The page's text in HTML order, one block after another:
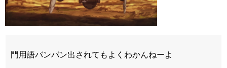
門用語バンバン出されてもよくわかんねーよ